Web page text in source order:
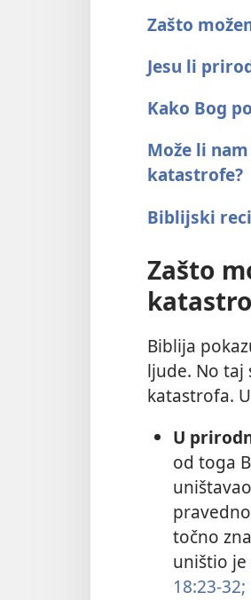
Zašto
Jesu li
Kako Bog
Može li
katastrofe?
Biblijski
Zašto
Biblija
ljude. No taj
katastrofa.
U
od toga
točno
uništio
18:23-32;